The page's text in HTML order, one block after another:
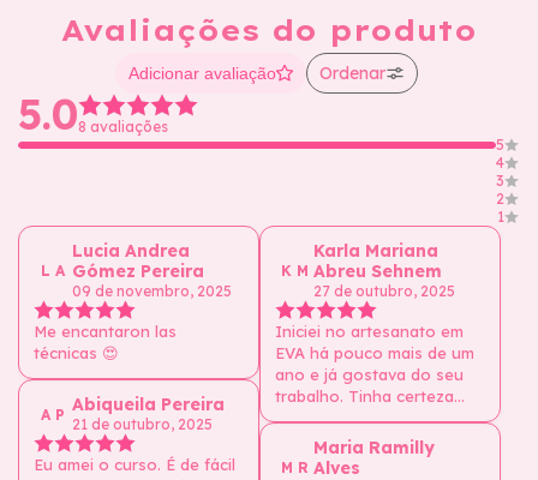
Avaliações do produto
Adicionar avaliação Ordenar
5.08 avaliações
5
4
3
2
1
L A
Lucia Andrea
Gómez Pereira
09 de novembro, 2025
Me encantaron las
técnicas 😍
A P Abiqueila Pereira
21 de outubro, 2025
Eu amei o curso. É de fácil
K M
Karla Mariana
Abreu Sehnem
27 de outubro, 2025
Iniciei no artesanato em
EVA há pouco mais de um
ano e já gostava do seu
trabalho. Tinha certeza
que aprenderia técnicas
novas. O curso foi
maravilhoso, muito bem
M R
Maria Ramilly
Alves